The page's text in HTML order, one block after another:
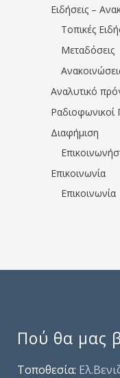
Ειδήσεις –
Τοπικές
Μεταδόσεις
Αναλυτικό
Ραδιοφωνικοί
Διαφήμιση
Επικοινωνία
Επικοινωνία
Πού θα μας
Τοποθεσία: